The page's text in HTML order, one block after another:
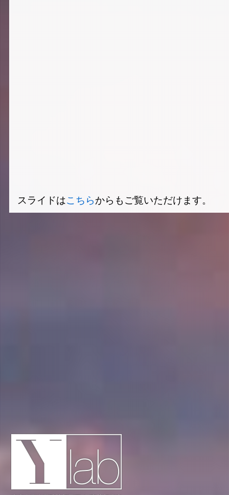
スライドはこちらからもご覧いただけます。